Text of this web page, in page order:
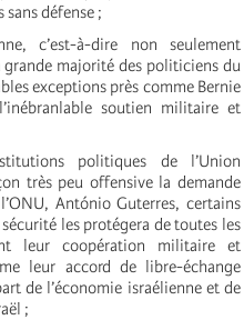
défense ;
c’est-à-dire non seulement
majorité des politiciens du
exceptions près comme Bernie
soutien militaire et
politiques de l’Union
très peu offensive la demande
António Guterres, certains
les protégera de toutes les
leur coopération militaire et
leur accord de libre-échange
de l’économie israélienne et de
;